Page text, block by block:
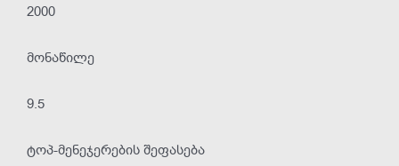
2000
მონაწილე
9.5
ტოპ-მენეჯერების შეფასება